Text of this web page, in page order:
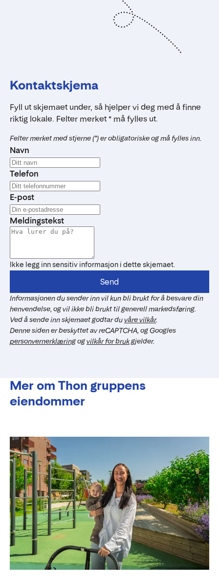
Kontaktskjema
Fyll ut skjemaet under, så hjelper vi deg med å finne
riktig lokale. Felter merket * må fylles ut.
Felter merket med stjerne (*) er obligatoriske og må fylles inn.
Navn
Telefon
E-post
Meldingstekst
Ikke legg inn sensitiv informasjon i dette skjemaet.
Informasjonen du sender inn vil kun bli brukt for å besvare din
henvendelse, og vil ikke bli brukt til generell markedsføring.
Ved å sende inn skjemaet godtar duvåre vilkår.
Denne siden er beskyttet av reCAPTCHA, og Googles
personvernerklæringogvilkår for brukgjelder.
Send
Mer om Thon gruppens
eiendommer